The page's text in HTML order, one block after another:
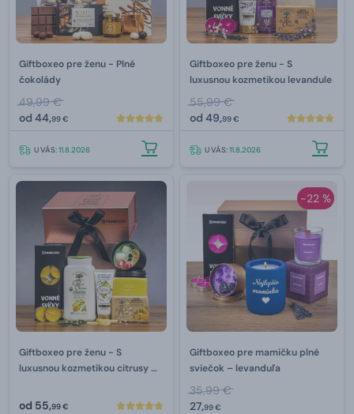
Giftboxeo pre ženu - Plné
čokolády
49,99 €
od 44,99 €
U VÁS:11.8.2026
Giftboxeo pre ženu - S
luxusnou kozmetikou levandule
55,99 €
od 49,99 €
U VÁS:11.8.2026
Giftboxeo pre ženu - S
luxusnou kozmetikou citrusy &
od 55,99 €
-22 %
Giftboxeo pre mamičku plné
sviečok – levanduľa
35,99 €
27,99 €